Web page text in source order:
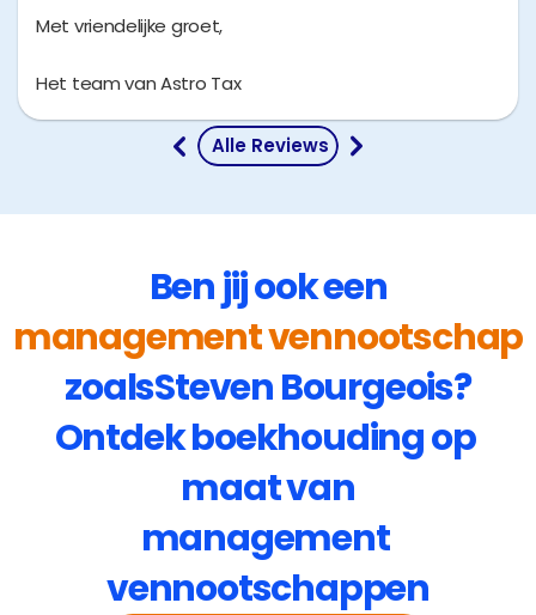
Met vriendelijke groet,
Het team van Astro Tax
Alle Reviews
Ben jij ook een
management vennootschap
zoalsSteven Bourgeois?
Ontdek boekhouding op
maat van
management
vennootschappen